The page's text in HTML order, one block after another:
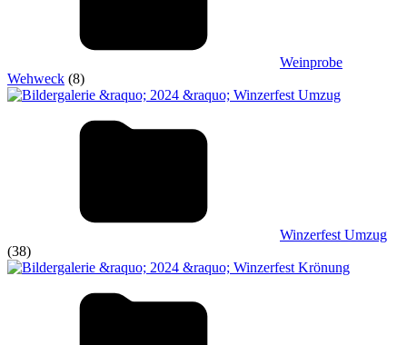
Weinprobe
Wehweck (8)
Winzerfest Umzug
(38)